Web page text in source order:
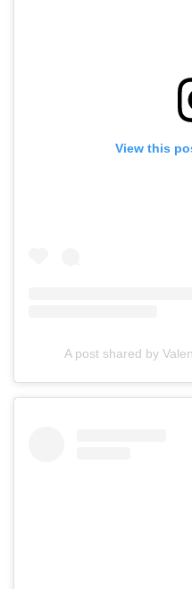
View this
A post shared by